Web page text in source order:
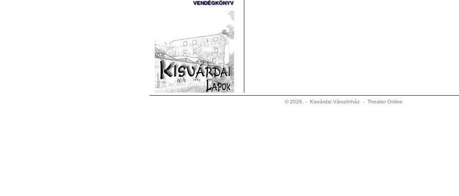
VENDÉGKÖNYV
© 2026. - Kisvárdai Várszínház - Theater Online